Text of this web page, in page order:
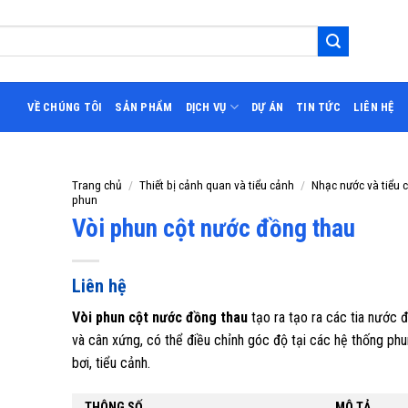
VỀ CHÚNG TÔI SẢN PHẨM DỊCH VỤ DỰ ÁN TIN TỨC LIÊN HỆ
Trang chủ / Thiết bị cảnh quan và tiểu cảnh / Nhạc nước và tiểu
phun
Vòi phun cột nước đồng thau
Liên hệ
Vòi phun cột nước đồng thautạo ra tạo ra các tia nước
và cân xứng, có thể điều chỉnh góc độ tại các hệ thống
bơi, tiểu cảnh.